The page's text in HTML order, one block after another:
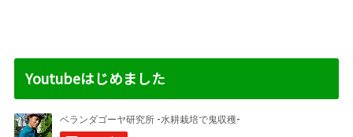
Youtubeはじめました